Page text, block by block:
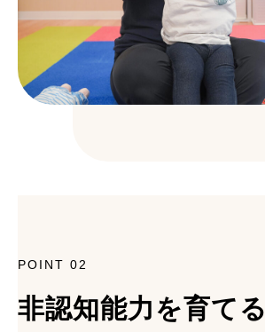
POINT 02
非認知能力を育てる